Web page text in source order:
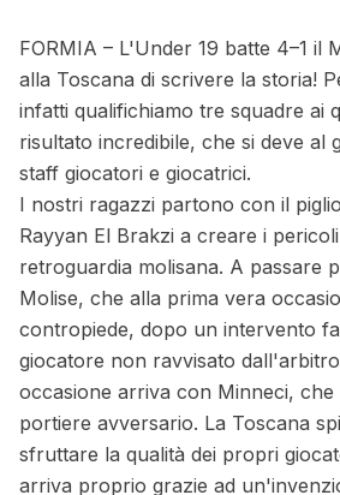
FORMIA – L'Under 19 batte 4–1 il
alla Toscana di scrivere la storia!
infatti qualifichiamo tre squadre ai
risultato incredibile, che si deve al
staff giocatori e giocatrici.
I nostri ragazzi partono con il
Rayyan El Brakzi a creare i
retroguardia molisana. A passare
Molise, che alla prima vera
contropiede, dopo un intervento
giocatore non ravvisato
occasione arriva con Minneci,
portiere avversario. La Toscana
sfruttare la qualità dei propri
arriva proprio grazie ad